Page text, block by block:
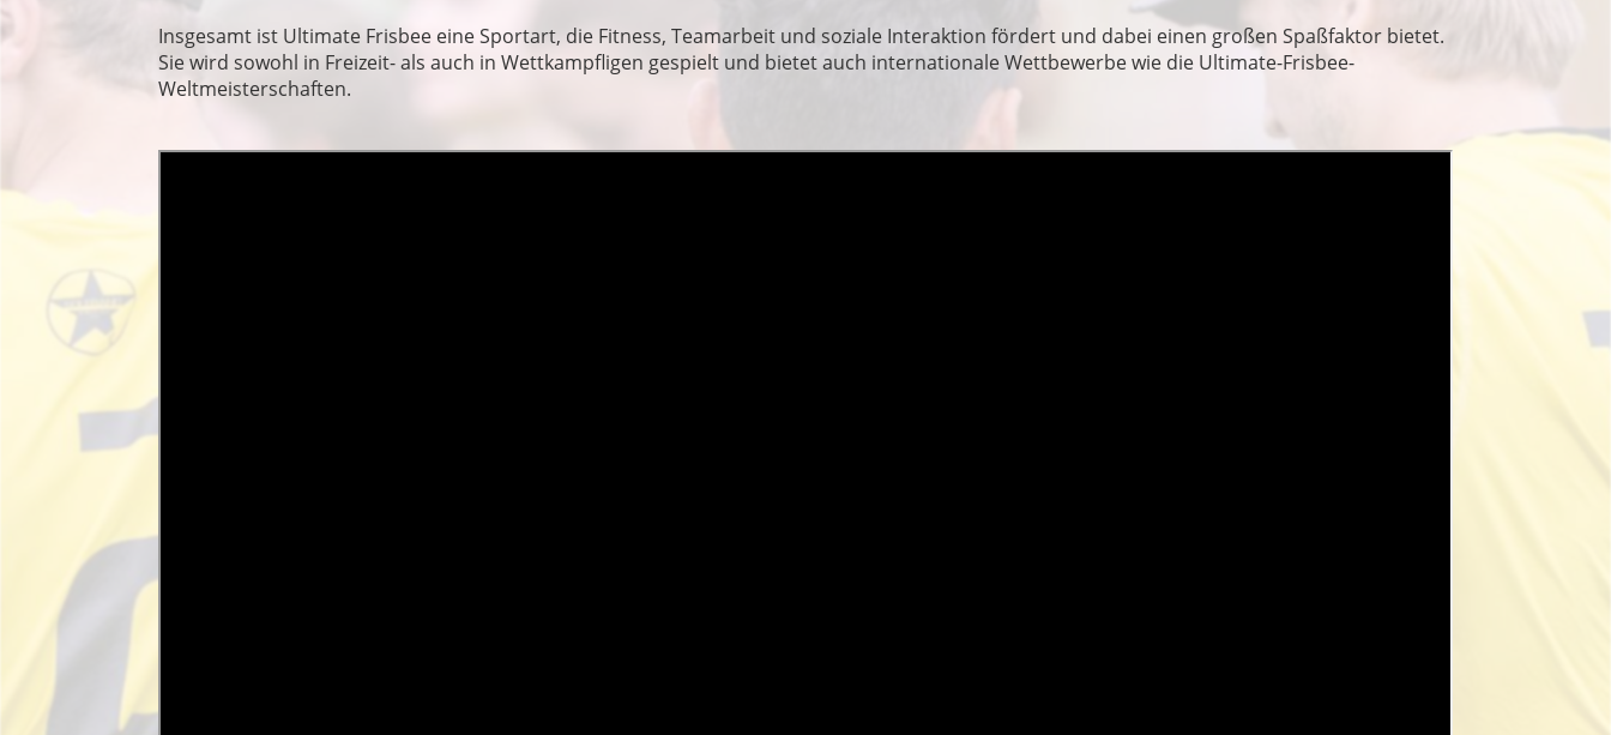
Insgesamt ist Ultimate Frisbee eine Sportart, die Fitness, Teamarbeit und soziale Interaktion fördert und dabei einen großen Spaßfaktor bietet.
Sie wird sowohl in Freizeit- als auch in Wettkampfligen gespielt und bietet auch internationale Wettbewerbe wie die Ultimate-Frisbee-
Weltmeisterschaften.